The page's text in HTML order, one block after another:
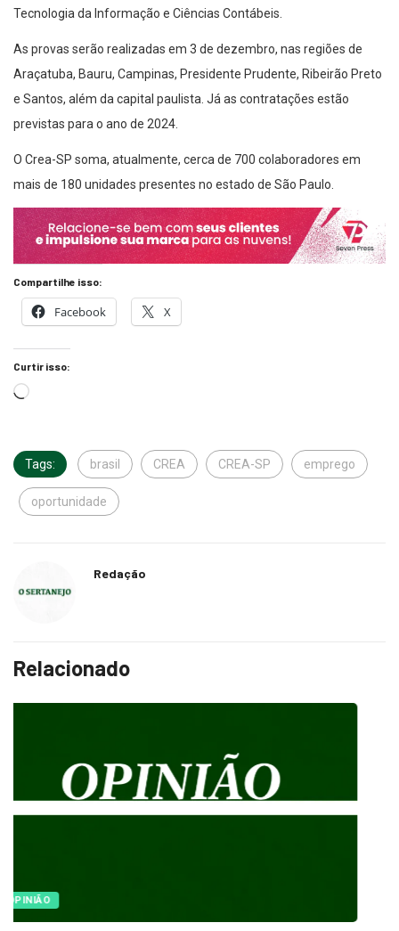
Tecnologia da Informação e Ciências Contábeis.
As provas serão realizadas em 3 de dezembro, nas regiões de
Araçatuba, Bauru, Campinas, Presidente Prudente, Ribeirão Preto
e Santos, além da capital paulista. Já as contratações estão
previstas para o ano de 2024.
O Crea-SP soma, atualmente, cerca de 700 colaboradores em
mais de 180 unidades presentes no estado de São Paulo.
Compartilhe isso:
Facebook X
Curtir isso:
Tags: brasil CREA CREA-SP emprego
oportunidade
Redação
Relacionado